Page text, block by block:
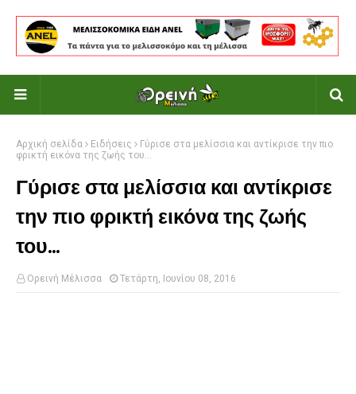
Αρχική σελίδα Ειδήσεις
Γύρισε στα μελίσσια και αντίκρισε την πιο
φρικτή εικόνα της ζωής του...
Γύρισε στα μελίσσια και αντίκρισε
την πιο φρικτή εικόνα της ζωής
του...
Ορεινή Μέλισσα Τετάρτη, Ιουνίου 08, 2016